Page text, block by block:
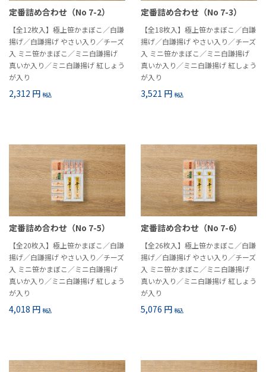
定番詰め合わせ（No 7-2）
【全12枚入】極上笹かまぼこ／白謙
揚げ／白謙揚げ やさい入り／チーズ
入 ミニ笹かまぼこ／ミニ白謙揚げ
真いか入り／ミニ白謙揚げ 紅しょう
が入り
2,312 円 税込
定番詰め合わせ（No 7-3）
【全18枚入】極上笹かまぼこ／白謙
揚げ／白謙揚げ やさい入り／チーズ
入 ミニ笹かまぼこ／ミニ白謙揚げ
真いか入り／ミニ白謙揚げ 紅しょう
が入り
3,521 円 税込
定番詰め合わせ（No 7-5）
【全20枚入】極上笹かまぼこ／白謙
揚げ／白謙揚げ やさい入り／チーズ
入 ミニ笹かまぼこ／ミニ白謙揚げ
真いか入り／ミニ白謙揚げ 紅しょう
が入り
4,018 円 税込
定番詰め合わせ（No 7-6）
【全26枚入】極上笹かまぼこ／白謙
揚げ／白謙揚げ やさい入り／チーズ
入 ミニ笹かまぼこ／ミニ白謙揚げ
真いか入り／ミニ白謙揚げ 紅しょう
が入り
5,076 円 税込